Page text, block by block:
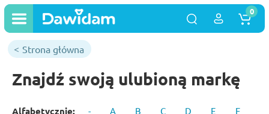
0
Strona główna
Znajdź swoją ulubioną markę
Alfabetycznie: - A B C D E F